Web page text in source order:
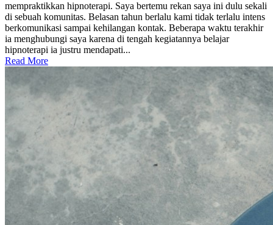
mempraktikkan hipnoterapi. Saya bertemu rekan saya ini dulu sekali
di sebuah komunitas. Belasan tahun berlalu kami tidak terlalu intens
berkomunikasi sampai kehilangan kontak. Beberapa waktu terakhir
ia menghubungi saya karena di tengah kegiatannya belajar
hipnoterapi ia justru mendapati...
Read More